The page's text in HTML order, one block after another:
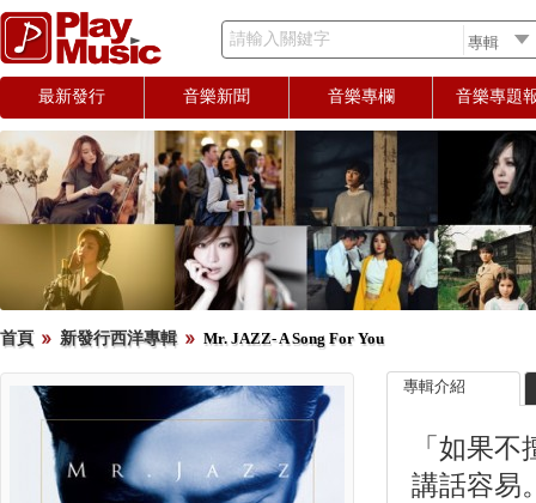
請輸入關鍵字
最新發行 音樂新聞 音樂專欄 音樂專題
首頁 新發行西洋專輯 Mr. JAZZ- A Song For You
專輯介紹
「如果
講話容易